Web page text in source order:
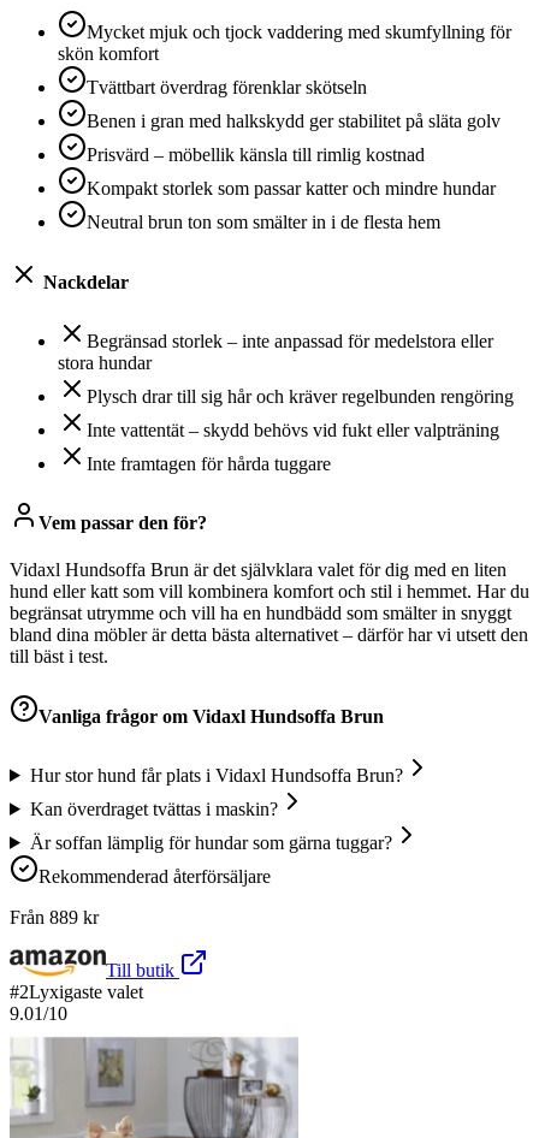
Mycket mjuk och tjock vaddering med skumfyllning för
skön komfort
Tvättbart överdrag förenklar skötseln
Benen i gran med halkskydd ger stabilitet på släta golv
Prisvärd – möbellik känsla till rimlig kostnad
Kompakt storlek som passar katter och mindre hundar
Neutral brun ton som smälter in i de flesta hem
Nackdelar
Begränsad storlek – inte anpassad för medelstora eller
stora hundar
Plysch drar till sig hår och kräver regelbunden rengöring
Inte vattentät – skydd behövs vid fukt eller valpträning
Inte framtagen för hårda tuggare
Vem passar den för?
Vidaxl Hundsoffa Brun är det självklara valet för dig med en liten
hund eller katt som vill kombinera komfort och stil i hemmet. Har du
begränsat utrymme och vill ha en hundbädd som smälter in snyggt
bland dina möbler är detta bästa alternativet – därför har vi utsett den
till bäst i test.
Vanliga frågor om Vidaxl Hundsoffa Brun
Hur stor hund får plats i Vidaxl Hundsoffa Brun?
Kan överdraget tvättas i maskin?
Är soffan lämplig för hundar som gärna tuggar?
Rekommenderad återförsäljare
Från 889 kr
Till butik
#2Lyxigaste valet
9.01/10